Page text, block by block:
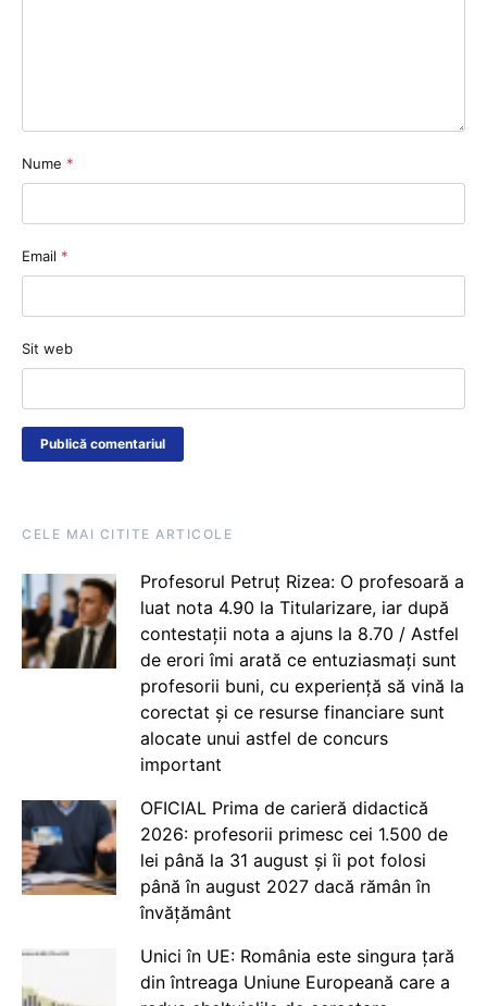
Nume *
Email *
Sit web
CELE MAI CITITE ARTICOLE
Profesorul Petruț Rizea: O profesoară a
luat nota 4.90 la Titularizare, iar după
contestații nota a ajuns la 8.70 / Astfel
de erori îmi arată ce entuziasmați sunt
profesorii buni, cu experiență să vină la
corectat și ce resurse financiare sunt
alocate unui astfel de concurs
important
OFICIAL Prima de carieră didactică
2026: profesorii primesc cei 1.500 de
lei până la 31 august și îi pot folosi
până în august 2027 dacă rămân în
învățământ
Unici în UE: România este singura țară
din întreaga Uniune Europeană care a